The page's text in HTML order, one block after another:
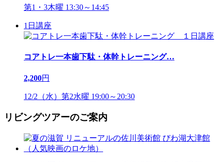
第1・3木曜 13:30～14:45
1日講座
コアトレ一本歯下駄・体幹トレーニング…
2,200円
12/2（水）第2水曜 19:00～20:30
リビングツアーのご案内